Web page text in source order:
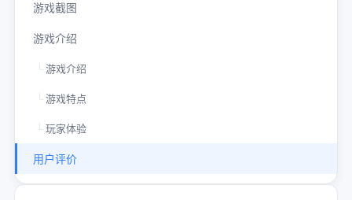
游戏截图
游戏介绍
游戏介绍
游戏特点
玩家体验
用户评价